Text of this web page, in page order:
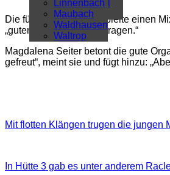
Überregional
Alle Artikel
Linnenbach
Maubach
Waldhausen
Waltrop
Die fünfköpfige Band spielte einen
„guten Stimmung beigetragen.“
Magdalena Seiter betont die gute
gefreut“, meint sie und fügt hinzu:
Mit flotten Klängen trugen die jungen
In Hütte 3 gab es unter anderem